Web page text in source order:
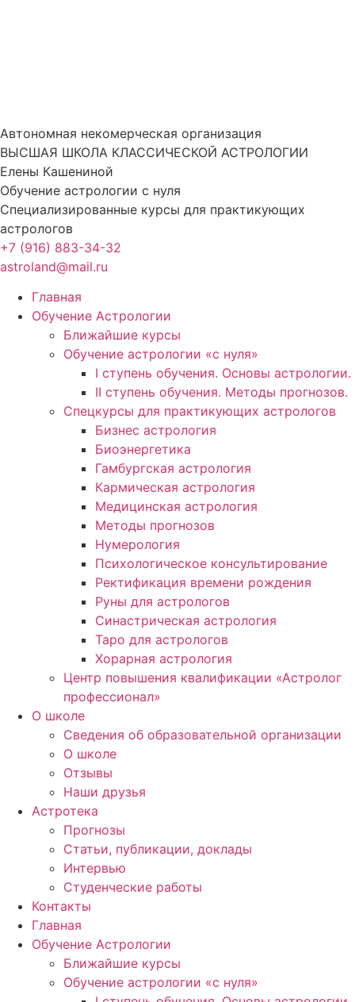
Автономная некомерческая организация
ВЫСШАЯ ШКОЛА КЛАССИЧЕСКОЙ АСТРОЛОГИИ
Елены Кашениной
Обучение астрологии с нуля
Специализированные курсы для практикующих
астрологов
+7 (916) 883-34-32
astroland@mail.ru
Главная
Обучение Астрологии
Ближайшие курсы
Обучение астрологии «с нуля»
I ступень обучения. Основы астрологии.
II ступень обучения. Методы прогнозов.
Спецкурсы для практикующих астрологов
Бизнес астрология
Биоэнергетика
Гамбургская астрология
Кармическая астрология
Медицинская астрология
Методы прогнозов
Нумерология
Психологическое консультирование
Ректификация времени рождения
Руны для астрологов
Синастрическая астрология
Таро для астрологов
Хорарная астрология
Центр повышения квалификации «Астролог
профессионал»
О школе
Сведения об образовательной организации
О школе
Отзывы
Наши друзья
Астротека
Прогнозы
Статьи, публикации, доклады
Интервью
Студенческие работы
Контакты
Главная
Обучение Астрологии
Ближайшие курсы
Обучение астрологии «с нуля»